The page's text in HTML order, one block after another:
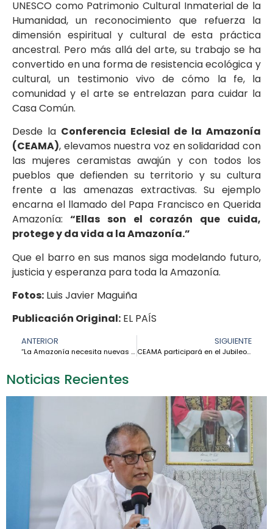
Noticias Recientes
UNESCO como Patrimonio Cultural Inmaterial de la
Humanidad, un reconocimiento que refuerza la
dimensión espiritual y cultural de esta práctica
ancestral. Pero más allá del arte, su trabajo se ha
convertido en una forma de resistencia ecológica y
cultural, un testimonio vivo de cómo la fe, la
comunidad y el arte se entrelazan para cuidar la
Casa Común.
Desde la Conferencia Eclesial de la Amazonía
(CEAMA), elevamos nuestra voz en solidaridad con
las mujeres ceramistas awajún y con todos los
pueblos que defienden su territorio y su cultura
frente a las amenazas extractivas. Su ejemplo
encarna el llamado del Papa Francisco en Querida
Amazonía: “Ellas son el corazón que cuida,
protege y da vida a la Amazonía.”
Que el barro en sus manos siga modelando futuro,
justicia y esperanza para toda la Amazonía.
Fotos: Luis Javier Maguiña
Publicación Original: EL PAÍS
ANTERIOR
“La Amazonía necesita nuevas relaciones basadas en el cuidado y el respeto” – Cardenal Leonardo Steiner
SIGUIENTE
CEAMA participará en el Jubileo de los Equipos Sinodales y tendrá audiencia con el Papa León XIV